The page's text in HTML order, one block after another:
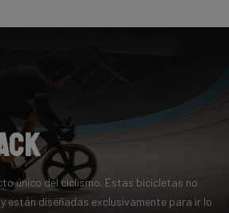
único del ciclismo. Estas bicicletas no
están diseñadas exclusivamente para ir lo